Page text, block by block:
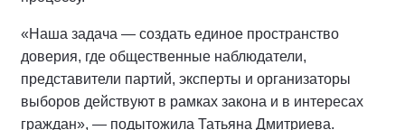
«Наша задача — создать единое пространство
доверия, где общественные наблюдатели,
представители партий, эксперты и организаторы
выборов действуют в рамках закона и в интересах
граждан», — подытожила Татьяна Дмитриева.